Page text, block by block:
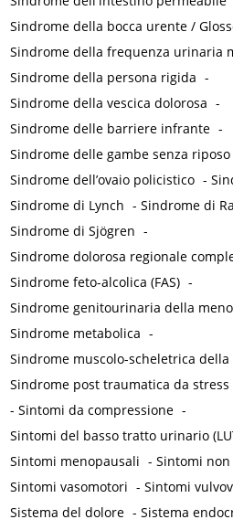
Sindrome della bocca urente /
Sindrome della frequenza urinaria
Sindrome della persona rigida -
Sindrome della vescica dolorosa -
Sindrome delle barriere infrante -
Sindrome delle gambe senza riposo
Sindrome dell’ovaio policistico -
Sindrome di Lynch -Sindrome di
Sindrome di Sjögren -
Sindrome dolorosa regionale
Sindrome feto-alcolica (FAS) -
Sindrome genitourinaria della
Sindrome metabolica -
Sindrome muscolo-scheletrica della
Sindrome post traumatica da stress
-Sintomi da compressione -
Sintomi del basso tratto urinario
Sintomi menopausali -Sintomi
Sintomi vasomotori -Sintomi
Sistema del dolore -Sistema